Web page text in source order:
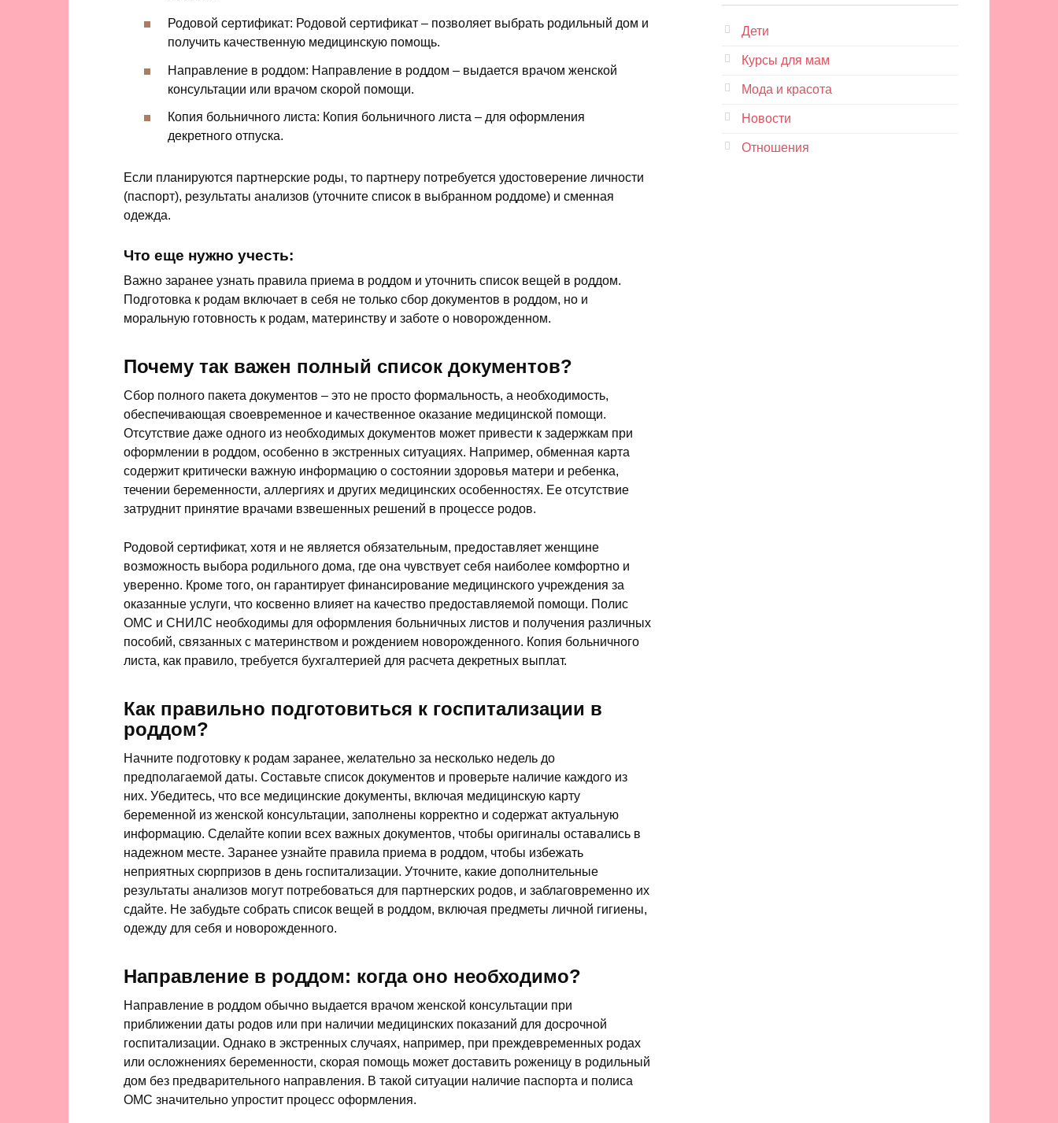
Родовой сертификат: Родовой сертификат – позволяет выбрать родильный дом и
получить качественную медицинскую помощь.
Направление в роддом: Направление в роддом – выдается врачом женской
консультации или врачом скорой помощи.
Копия больничного листа: Копия больничного листа – для оформления
декретного отпуска.
Если планируются партнерские роды, то партнеру потребуется удостоверение личности
(паспорт), результаты анализов (уточните список в выбранном роддоме) и сменная
одежда.
Что еще нужно учесть:
Важно заранее узнать правила приема в роддом и уточнить список вещей в роддом.
Подготовка к родам включает в себя не только сбор документов в роддом, но и
моральную готовность к родам, материнству и заботе о новорожденном.
Почему так важен полный список документов?
Сбор полного пакета документов – это не просто формальность, а необходимость,
обеспечивающая своевременное и качественное оказание медицинской помощи.
Отсутствие даже одного из необходимых документов может привести к задержкам при
оформлении в роддом, особенно в экстренных ситуациях. Например, обменная карта
содержит критически важную информацию о состоянии здоровья матери и ребенка,
течении беременности, аллергиях и других медицинских особенностях. Ее отсутствие
затруднит принятие врачами взвешенных решений в процессе родов.
Родовой сертификат, хотя и не является обязательным, предоставляет женщине
возможность выбора родильного дома, где она чувствует себя наиболее комфортно и
уверенно. Кроме того, он гарантирует финансирование медицинского учреждения за
оказанные услуги, что косвенно влияет на качество предоставляемой помощи. Полис
ОМС и СНИЛС необходимы для оформления больничных листов и получения различных
пособий, связанных с материнством и рождением новорожденного. Копия больничного
листа, как правило, требуется бухгалтерией для расчета декретных выплат.
Как правильно подготовиться к госпитализации в
роддом?
Начните подготовку к родам заранее, желательно за несколько недель до
предполагаемой даты. Составьте список документов и проверьте наличие каждого из
них. Убедитесь, что все медицинские документы, включая медицинскую карту
беременной из женской консультации, заполнены корректно и содержат актуальную
информацию. Сделайте копии всех важных документов, чтобы оригиналы оставались в
надежном месте. Заранее узнайте правила приема в роддом, чтобы избежать
неприятных сюрпризов в день госпитализации. Уточните, какие дополнительные
результаты анализов могут потребоваться для партнерских родов, и заблаговременно их
сдайте. Не забудьте собрать список вещей в роддом, включая предметы личной гигиены,
одежду для себя и новорожденного.
Направление в роддом: когда оно необходимо?
Направление в роддом обычно выдается врачом женской консультации при
приближении даты родов или при наличии медицинских показаний для досрочной
госпитализации. Однако в экстренных случаях, например, при преждевременных родах
или осложнениях беременности, скорая помощь может доставить роженицу в родильный
дом без предварительного направления. В такой ситуации наличие паспорта и полиса
ОМС значительно упростит процесс оформления.
Дети
Курсы для мам
Мода и красота
Новости
Отношения